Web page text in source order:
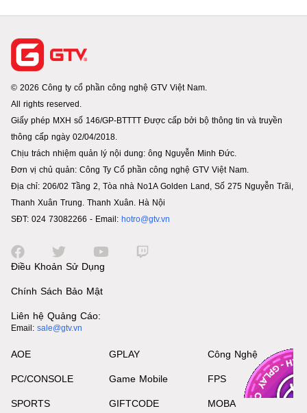
© 2026 Công ty cổ phần công nghệ GTV Việt Nam.
All rights reserved.
Giấy phép MXH số 146/GP-BTTTT Được cấp bởi bộ thông tin và truyền
thông cấp ngày 02/04/2018.
Chịu trách nhiệm quản lý nội dung: ông Nguyễn Minh Đức.
Đơn vị chủ quản: Công Ty Cổ phần công nghệ GTV Việt Nam.
Địa chỉ: 206/02 Tầng 2, Tòa nhà No1A Golden Land, Số 275 Nguyễn Trãi,
Thanh Xuân Trung. Thanh Xuân. Hà Nội
SĐT: 024 73082266 - Email: hotro@gtv.vn
Điều Khoản Sử Dụng
Chính Sách Bảo Mật
Liên hệ Quảng Cáo:
Email: sale@gtv.vn
AOE
PC/CONSOLE
SPORTS
GPLAY
Game Mobile
GIFTCODE
Công Nghệ
FPS
MOBA